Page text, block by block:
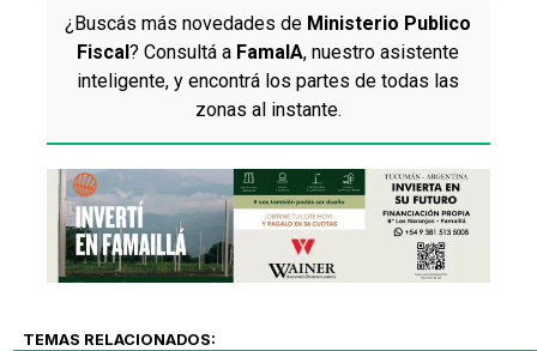
¿Buscás más novedades de Ministerio Publico
Fiscal? Consultá a FamaIA, nuestro asistente
inteligente, y encontrá los partes de todas las
zonas al instante.
TEMAS RELACIONADOS: